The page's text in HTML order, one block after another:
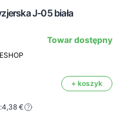
J-05 biała
Towar dostępny
+ koszyk
4,38 €